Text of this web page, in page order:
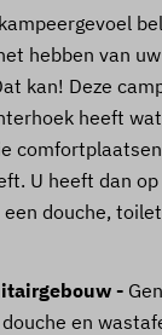
hebben van
kan! Deze
heeft
U heeft dan
douche,
-
en